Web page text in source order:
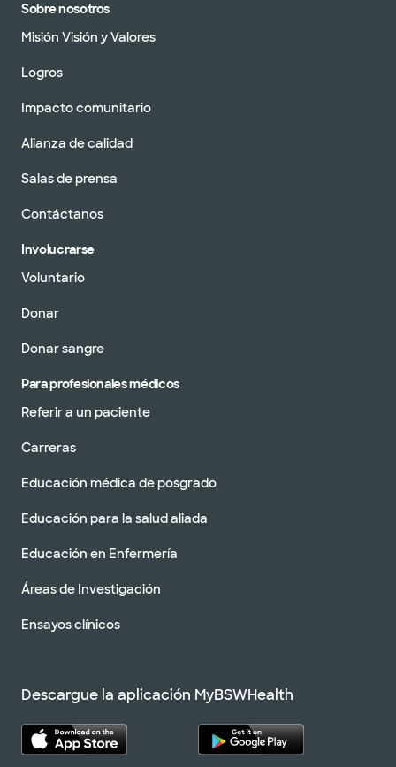
Sobre nosotros
Misión Visión y Valores
Logros
Impacto comunitario
Alianza de calidad
Salas de prensa
Contáctanos
Involucrarse
Voluntario
Donar
Donar sangre
Para profesionales médicos
Referir a un paciente
Carreras
Educación médica de posgrado
Educación para la salud aliada
Educación en Enfermería
Áreas de Investigación
Ensayos clínicos
Descargue la aplicación MyBSWHealth